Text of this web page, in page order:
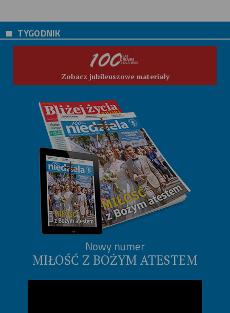
TYGODNIK
Zobacz jubileuszowe materiały
Nowy numer
MIŁOŚĆ Z BOŻYM ATESTEM